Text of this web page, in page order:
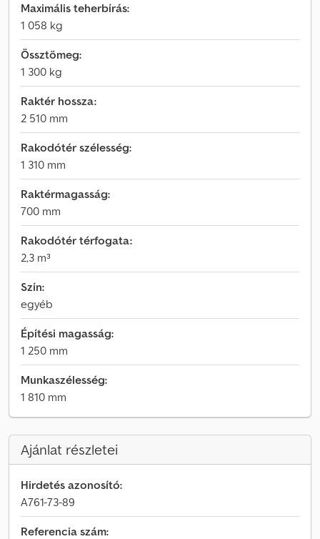
Maximális teherbírás:
1 058 kg
Össztömeg:
1 300 kg
Raktér hossza:
2 510 mm
Rakodótér szélesség:
1 310 mm
Raktérmagasság:
700 mm
Rakodótér térfogata:
2,3 m³
Szín:
egyéb
Építési magasság:
1 250 mm
Munkaszélesség:
1 810 mm
Ajánlat részletei
Hirdetés azonosító:
A761-73-89
Referencia szám: